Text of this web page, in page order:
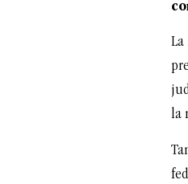
La
la